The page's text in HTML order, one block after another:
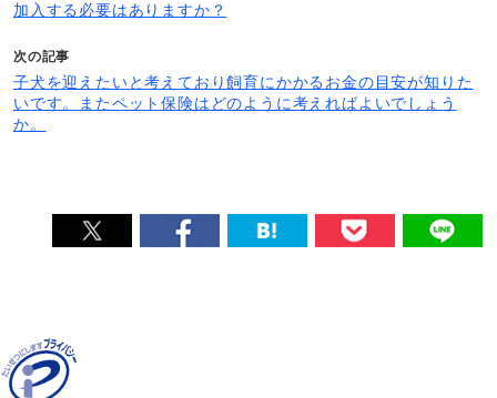
加入する必要はありますか？
次の記事
子犬を迎えたいと考えており飼育にかかるお金の目安が知りた
いです。またペット保険はどのように考えればよいでしょう
か。